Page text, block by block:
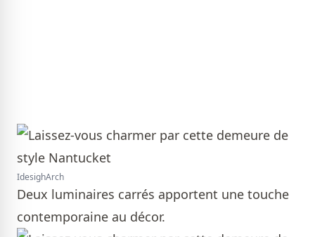
IdesighArch
Deux luminaires carrés apportent une touche
contemporaine au décor.